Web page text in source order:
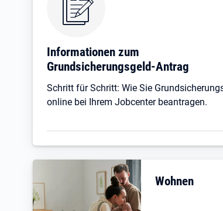
Informationen zum
Grundsicherungsgeld-Antrag
Schritt für Schritt: Wie Sie
online bei Ihrem Jobcenter beantragen.
Wohnen